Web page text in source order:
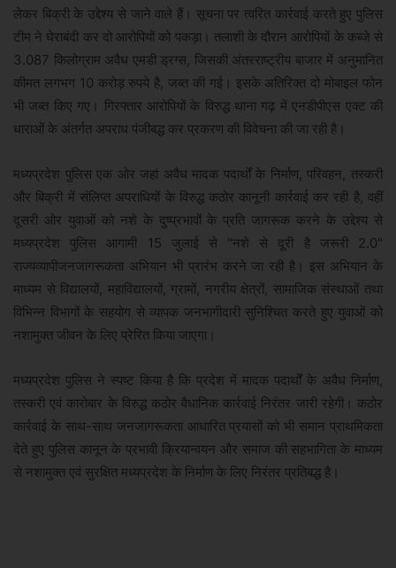
लेकर बिक्री के उद्देश्य से जाने वाले हैं। सूचना पर त्वरित कार्रवाई करते हुए पुलिस
टीम ने घेराबंदी कर दो आरोपियों को पकड़ा। तलाशी के दौरान आरोपियों के कब्जे से
3.087 किलोग्राम अवैध एमडी ड्रग्स, जिसकी अंतरराष्ट्रीय बाजार में अनुमानित
कीमत लगभग 10 करोड़ रुपये है, जब्‍त की गई। इसके अतिरिक्त दो मोबाइल फोन
भी जब्त किए गए। गिरफ्तार आरोपियों के विरुद्ध थाना गढ़ में एनडीपीएस एक्ट की
धाराओं के अंतर्गत अपराध पंजीबद्ध कर प्रकरण की विवेचना की जा रही है।
मध्यप्रदेश पुलिस एक ओर जहां अवैध मादक पदार्थों के निर्माण, परिवहन, तस्करी
और बिक्री में संलिप्त अपराधियों के विरुद्ध कठोर कानूनी कार्रवाई कर रही है, वहीं
दूसरी ओर युवाओं को नशे के दुष्प्रभावों के प्रति जागरूक करने के उद्देश्य से
मध्यप्रदेश पुलिस आगामी 15 जुलाई से "नशे से दूरी है जरूरी 2.0"
राज्यव्यापीजनजागरूकता अभियान भी प्रारंभ करने जा रही है। इस अभियान के
माध्यम से विद्यालयों, महाविद्यालयों, ग्रामों, नगरीय क्षेत्रों, सामाजिक संस्थाओं तथा
विभिन्न विभागों के सहयोग से व्यापक जनभागीदारी सुनिश्चित करते हुए युवाओं को
नशामुक्त जीवन के लिए प्रेरित किया जाएगा।
मध्यप्रदेश पुलिस ने स्पष्ट किया है कि प्रदेश में मादक पदार्थों के अवैध निर्माण,
तस्करी एवं कारोबार के विरुद्ध कठोर वैधानिक कार्रवाई निरंतर जारी रहेगी। कठोर
कार्रवाई के साथ-साथ जनजागरूकता आधारित प्रयासों को भी समान प्राथमिकता
देते हुए पुलिस कानून के प्रभावी क्रियान्वयन और समाज की सहभागिता के माध्यम
से नशामुक्त एवं सुरक्षित मध्यप्रदेश के निर्माण के लिए निरंतर प्रतिबद्ध है।